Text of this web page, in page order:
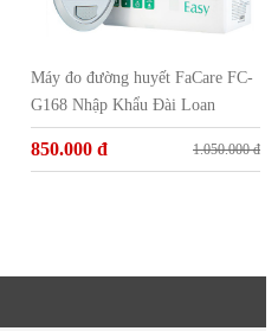
Máy đo đường huyết FaCare FC-
G168 Nhập Khẩu Đài Loan
850.000 đ 1.050.000 đ